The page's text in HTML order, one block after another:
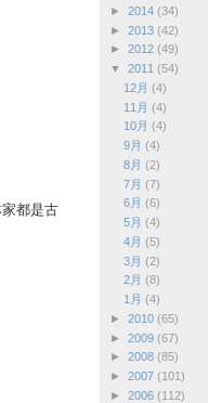
都是古
► 2014 (34)
► 2013 (42)
► 2012 (49)
▼ 2011 (54)
12月 (4)
11月 (4)
10月 (4)
9月 (4)
8月 (2)
7月 (7)
6月 (6)
5月 (4)
4月 (5)
3月 (2)
2月 (8)
1月 (4)
► 2010 (65)
► 2009 (67)
► 2008 (85)
► 2007 (101)
► 2006 (112)